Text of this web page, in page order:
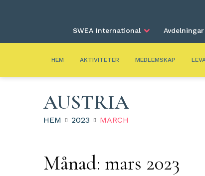
SWEA International Avdelningar
HEM AKTIVITETER MEDLEMSKAP
AUSTRIA
HEM 2023 MARCH
Månad: mars 2023